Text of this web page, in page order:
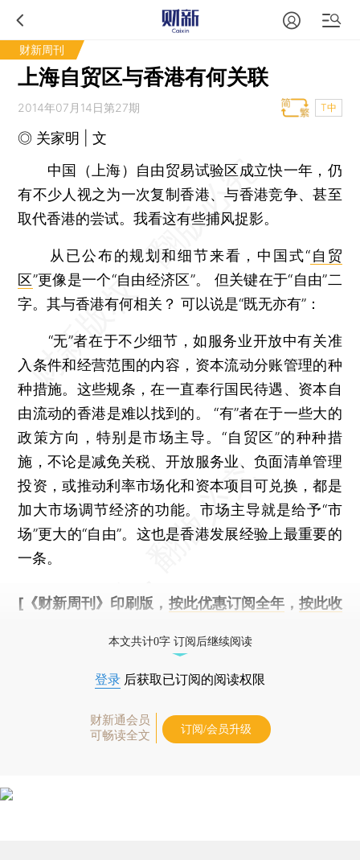
财新周刊
上海自贸区与香港有何关联
2014年07月14日第27期 T中
◎ 关家明 | 文
中国（上海）自由贸易试验区成立快一年，仍
有不少人视之为一次复制香港、与香港竞争、甚至
取代香港的尝试。我看这有些捕风捉影。
从已公布的规划和细节来看，中国式“自贸
区”更像是一个“自由经济区”。 但关键在于“自由”二
字。其与香港有何相关？ 可以说是“既无亦有”：
“无”者在于不少细节，如服务业开放中有关准
入条件和经营范围的内容，资本流动分账管理的种
种措施。这些规条，在一直奉行国民待遇、资本自
由流动的香港是难以找到的。 “有”者在于一些大的
政策方向，特别是市场主导。“自贸区”的种种措
施，不论是减免关税、开放服务业、负面清单管理
投资，或推动利率市场化和资本项目可兑换，都是
加大市场调节经济的功能。市场主导就是给予“市
场”更大的“自由”。这也是香港发展经验上最重要的
一条。
[《财新周刊》印刷版， 按此优惠订阅全年， 按此收
本文共计0字 订阅后继续阅读
登录 后获取已订阅的阅读权限
财新通会员
可畅读全文
订阅/会员升级